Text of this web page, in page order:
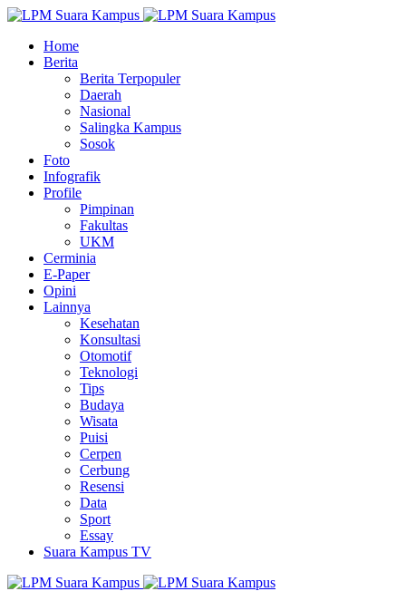
Home
Berita
Berita Terpopuler
Daerah
Nasional
Salingka Kampus
Sosok
Foto
Infografik
Profile
Pimpinan
Fakultas
UKM
Cerminia
E-Paper
Opini
Lainnya
Kesehatan
Konsultasi
Otomotif
Teknologi
Tips
Budaya
Wisata
Puisi
Cerpen
Cerbung
Resensi
Data
Sport
Essay
Suara Kampus TV